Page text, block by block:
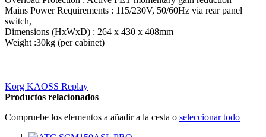
Mains Power Requirements : 115/230V, 50/60Hz via rear panel
switch,
Dimensions (HxWxD) : 264 x 430 x 408mm
Weight :30kg (per cabinet)
Korg KAOSS Replay
Productos relacionados
Compruebe los elementos a añadir a la cesta o seleccionar todo